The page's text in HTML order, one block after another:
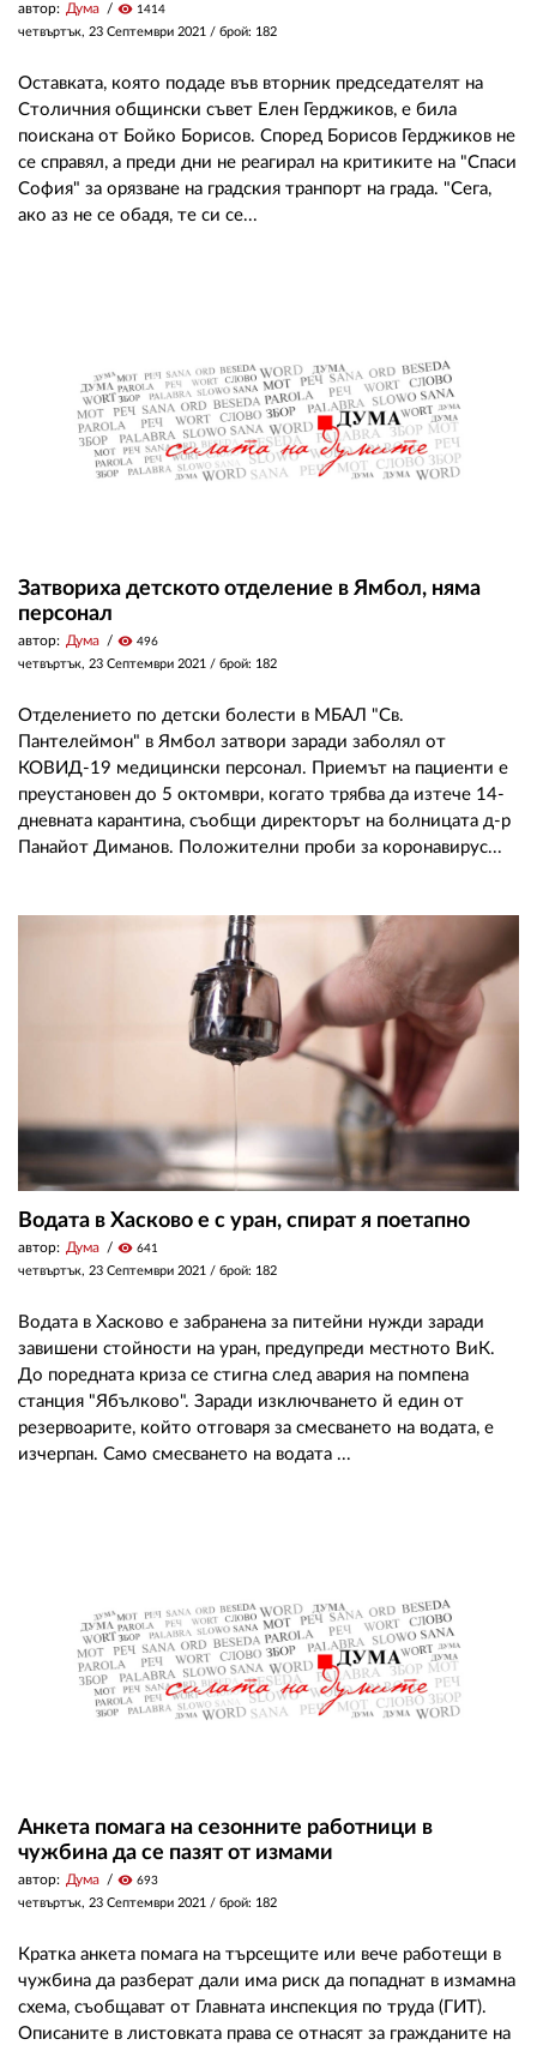
автор: Дума visibility 1414
четвъртък, 23 Септември 2021 / брой: 182
Оставката, която подаде във вторник председателят на
Столичния общински съвет Елен Герджиков, е била
поискана от Бойко Борисов. Според Борисов Герджиков не
се справял, а преди дни не реагирал на критиките на "Спаси
София" за орязване на градския транпорт на града. "Сега,
ако аз не се обадя, те си се...
Затвориха детското отделение в Ямбол, няма
персонал
автор: Дума visibility 496
четвъртък, 23 Септември 2021 / брой: 182
Отделението по детски болести в МБАЛ "Св.
Пантелеймон" в Ямбол затвори заради заболял от
КОВИД-19 медицински персонал. Приемът на пациенти е
преустановен до 5 октомври, когато трябва да изтече 14-
дневната карантина, съобщи директорът на болницата д-р
Панайот Диманов. Положителни проби за коронавирус...
Водата в Хасково е с уран, спират я поетапно
автор: Дума visibility 641
четвъртък, 23 Септември 2021 / брой: 182
Водата в Хасково е забранена за питейни нужди заради
завишени стойности на уран, предупреди местното ВиК.
До поредната криза се стигна след авария на помпена
станция "Ябълково". Заради изключването й един от
резервоарите, който отговаря за смесването на водата, е
изчерпан. Само смесването на водата ...
Анкета помага на сезонните работници в
чужбина да се пазят от измами
автор: Дума visibility 693
четвъртък, 23 Септември 2021 / брой: 182
Кратка анкета помага на търсещите или вече работещи в
чужбина да разберат дали има риск да попаднат в измамна
схема, съобщават от Главната инспекция по труда (ГИТ).
Описаните в листовката права се отнасят за гражданите на